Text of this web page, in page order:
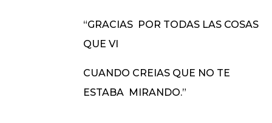
“GRACIAS POR TODAS LAS COSAS
QUE VI
CUANDO CREIAS QUE NO TE
ESTABA MIRANDO.”